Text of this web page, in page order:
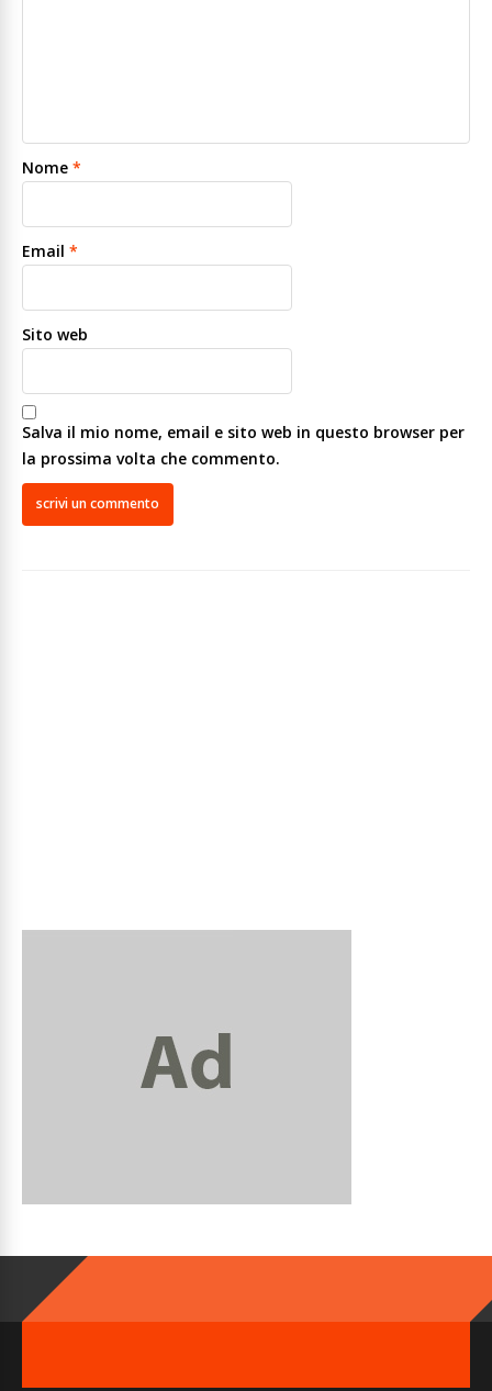
Nome *
Email *
Sito web
Salva il mio nome, email e sito web in questo browser per
la prossima volta che commento.